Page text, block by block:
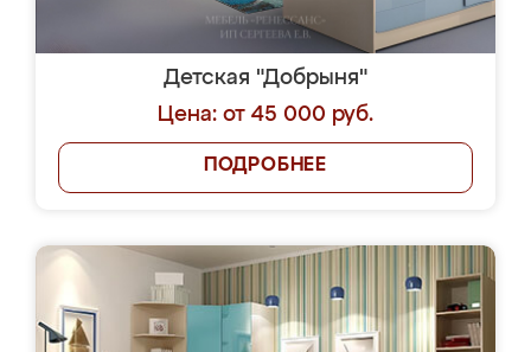
Детская "Добрыня"
Цена: от 45 000 руб.
ПОДРОБНЕЕ